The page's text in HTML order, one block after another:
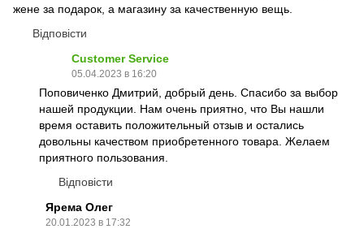
жене за подарок, а магазину за качественную вещь.
Відповісти
Customer Service
05.04.2023 в 16:20
Поповиченко Дмитрий, добрый день. Спасибо за выбор
нашей продукции. Нам очень приятно, что Вы нашли
время оставить положительный отзыв и остались
довольны качеством приобретенного товара. Желаем
приятного пользования.
Відповісти
Ярема Олег
20.01.2023 в 17:32